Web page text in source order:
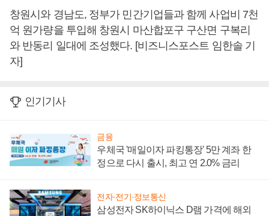
창원시와 경남도, 정부가 민간기업들과 함께 사업비 7천
억 원가량을 투입해 창원시 마산합포구 구산면 구복리
와 반동리 일대에 조성했다. [비즈니스포스트 임한솔 기
자]
인기기사
금융
우체국 '매일이자 파킹통장' 5만 계좌 한
정으로 다시 출시, 최고 연 2.0% 금리
전자·전기·정보통신
삼성전자 SK하이닉스 D램 가격에 해외